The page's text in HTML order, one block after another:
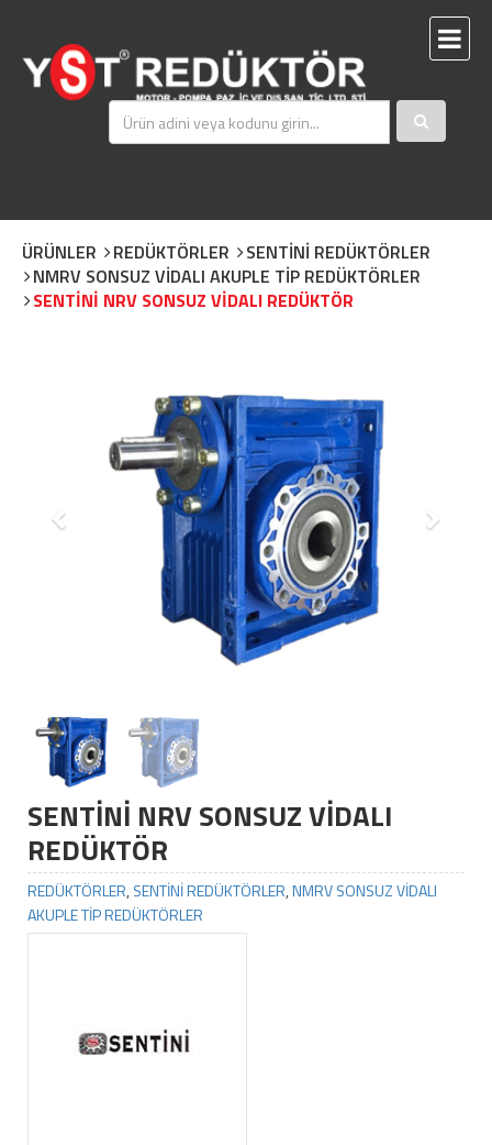
ÜRÜNLER REDÜKTÖRLER
SENTİNİ REDÜKTÖRLER
NMRV SONSUZ VİDALI AKUPLE TİP REDÜKTÖRLER
SENTİNİ NRV SONSUZ VİDALI REDÜKTÖR
SENTİNİ NRV SONSUZ VİDALI
REDÜKTÖR
REDÜKTÖRLER,SENTİNİ REDÜKTÖRLER,NMRV SONSUZ VİDALI
AKUPLE TİP REDÜKTÖRLER